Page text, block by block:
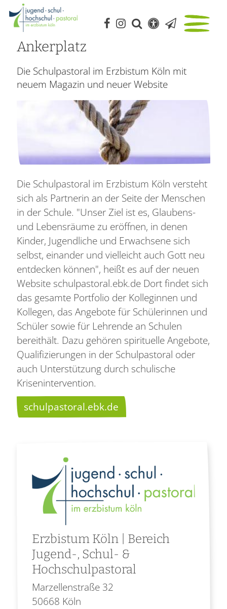
Ankerplatz
Die Schulpastoral im Erzbistum Köln mit
neuem Magazin und neuer Website
Die Schulpastoral im Erzbistum Köln versteht
sich als Partnerin an der Seite der Menschen
in der Schule. "Unser Ziel ist es, Glaubens-
und Lebensräume zu eröffnen, in denen
Kinder, Jugendliche und Erwachsene sich
selbst, einander und vielleicht auch Gott neu
entdecken können", heißt es auf der neuen
Website schulpastoral.ebk.de Dort findet sich
das gesamte Portfolio der Kolleginnen und
Kollegen, das Angebote für Schülerinnen und
Schüler sowie für Lehrende an Schulen
bereithält. Dazu gehören spirituelle Angebote,
Qualifizierungen in der Schulpastoral oder
auch Unterstützung durch schulische
Krisenintervention.
schulpastoral.ebk.de
Erzbistum Köln | Bereich
Jugend-, Schul- &
Hochschulpastoral
Marzellenstraße 32
50668 Köln